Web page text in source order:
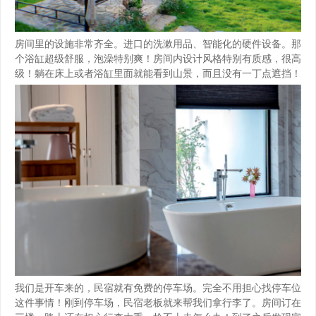
房间里的设施非常齐全。进口的洗漱用品、智能化的硬件设备。那
个浴缸超级舒服，泡澡特别爽！房间内设计风格特别有质感，很高
级！躺在床上或者浴缸里面就能看到山景，而且没有一丁点遮挡！
我们是开车来的，民宿就有免费的停车场。完全不用担心找停车位
这件事情！刚到停车场，民宿老板就来帮我们拿行李了。房间订在